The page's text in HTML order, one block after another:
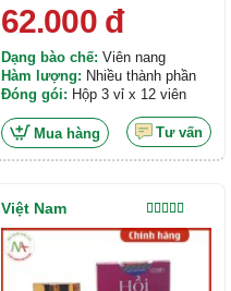
62.000đ
Dạng bào chế: Viên nang
Hàm lượng: Nhiều thành phần
Đóng gói: Hộp 3 vỉ x 12 viên
Mua hàng Tư vấn
Được xếp
hạng5.00
Việt Nam